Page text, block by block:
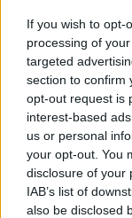
If you wish to opt-
processing of
targeted
section to confirm
opt-out request is
interest-based
us or personal
your opt-out. You
disclosure of your
IAB’s list of
also be disclosed
que
ignorarse, ya
energético